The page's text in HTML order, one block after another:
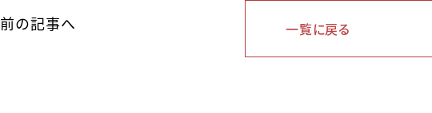
前の記事へ 一覧に戻る